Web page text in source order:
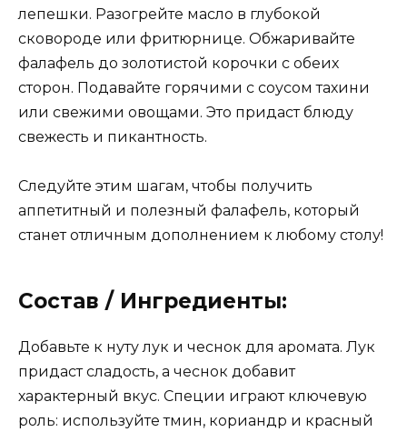
лепешки. Разогрейте масло в глубокой
сковороде или фритюрнице. Обжаривайте
фалафель до золотистой корочки с обеих
сторон. Подавайте горячими с соусом тахини
или свежими овощами. Это придаст блюду
свежесть и пикантность.
Следуйте этим шагам, чтобы получить
аппетитный и полезный фалафель, который
станет отличным дополнением к любому столу!
Состав / Ингредиенты:
Добавьте к нуту лук и чеснок для аромата. Лук
придаст сладость, а чеснок добавит
характерный вкус. Специи играют ключевую
роль: используйте тмин, кориандр и красный